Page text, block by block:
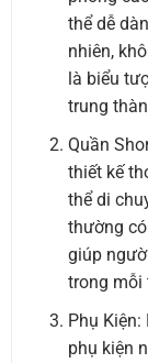
thể dễ
nhiên,
là biểu
trung
Quần
thiết kế
thể di
thường
giúp
trong mỗi
Phụ
phụ kiện